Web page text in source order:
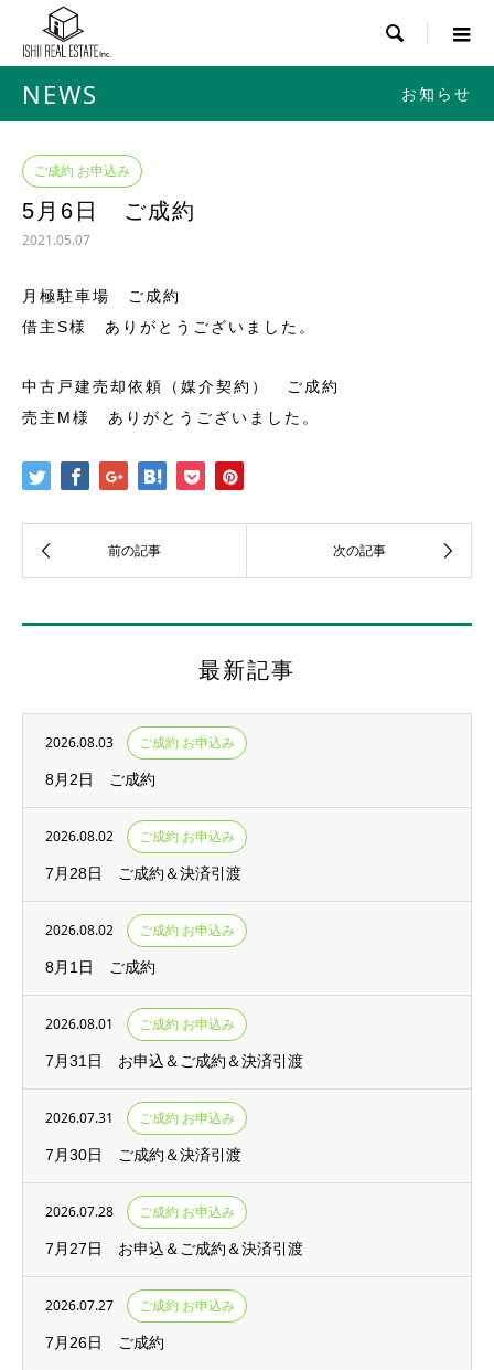

NEWS お知らせ
ご成約 お申込み
5月6日 ご成約
2021.05.07
月極駐車場 ご成約
借主S様 ありがとうございました。
中古戸建売却依頼（媒介契約） ご成約
売主M様 ありがとうございました。
最新記事
2026.08.03 ご成約 お申込み
8月2日 ご成約
2026.08.02 ご成約 お申込み
7月28日 ご成約＆決済引渡
2026.08.02 ご成約 お申込み
8月1日 ご成約
2026.08.01 ご成約 お申込み
7月31日 お申込＆ご成約＆決済引渡
2026.07.31 ご成約 お申込み
7月30日 ご成約＆決済引渡
2026.07.28 ご成約 お申込み
7月27日 お申込＆ご成約＆決済引渡
2026.07.27 ご成約 お申込み
7月26日 ご成約